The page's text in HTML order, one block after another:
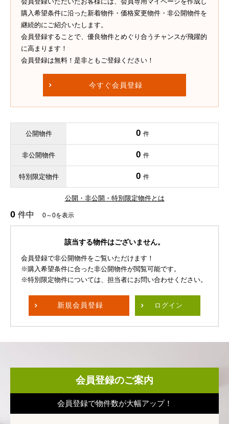
購入希望条件に沿った新着物件・価格変更物件・非公開物件を
継続的にご紹介いたします。
会員登録することで、優良物件とめぐり合うチャンスが飛躍的
に高まります！
会員登録は無料！是非ともご登録ください！
今すぐ会員登録
公開物件 0 件
非公開物件 0 件
特別限定物件 0 件
公開・非公開・特別限定物件とは
0 件中 0～0を表示
該当する物件はございません。
会員登録で非公開物件をご覧いただけます！
※購入希望条件に合った非公開物件が閲覧可能です。
※特別限定物件については、担当者にお問い合わせください。
新規会員登録 ログイン
会員登録のご案内
会員登録で物件数が大幅アップ！